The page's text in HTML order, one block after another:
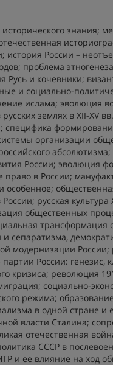
знания;
история России –
проблема
Русь и кочевники;
и социально-
ислама; эволюция
землях в XII-XV
специфика
организации
России; эволюция
право в России;
особенное;
русская культура
общественных
трансформация
сепаратизма,
модернизации
России:
кризиса; революция
социально-
режима;
в одной стране
власти Сталина;
отечественная
СССР в
и ее влияние на ход